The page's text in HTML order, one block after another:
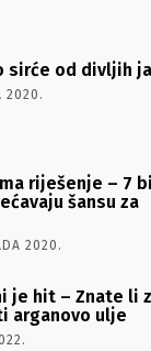
sirće od divljih
2020.
riješenje – 7
šansu za
2020.
je hit – Znate li
arganovo ulje